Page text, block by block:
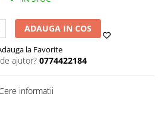
ADAUGA IN COS
la Favorite
ajutor? 0774422184
Cere informatii